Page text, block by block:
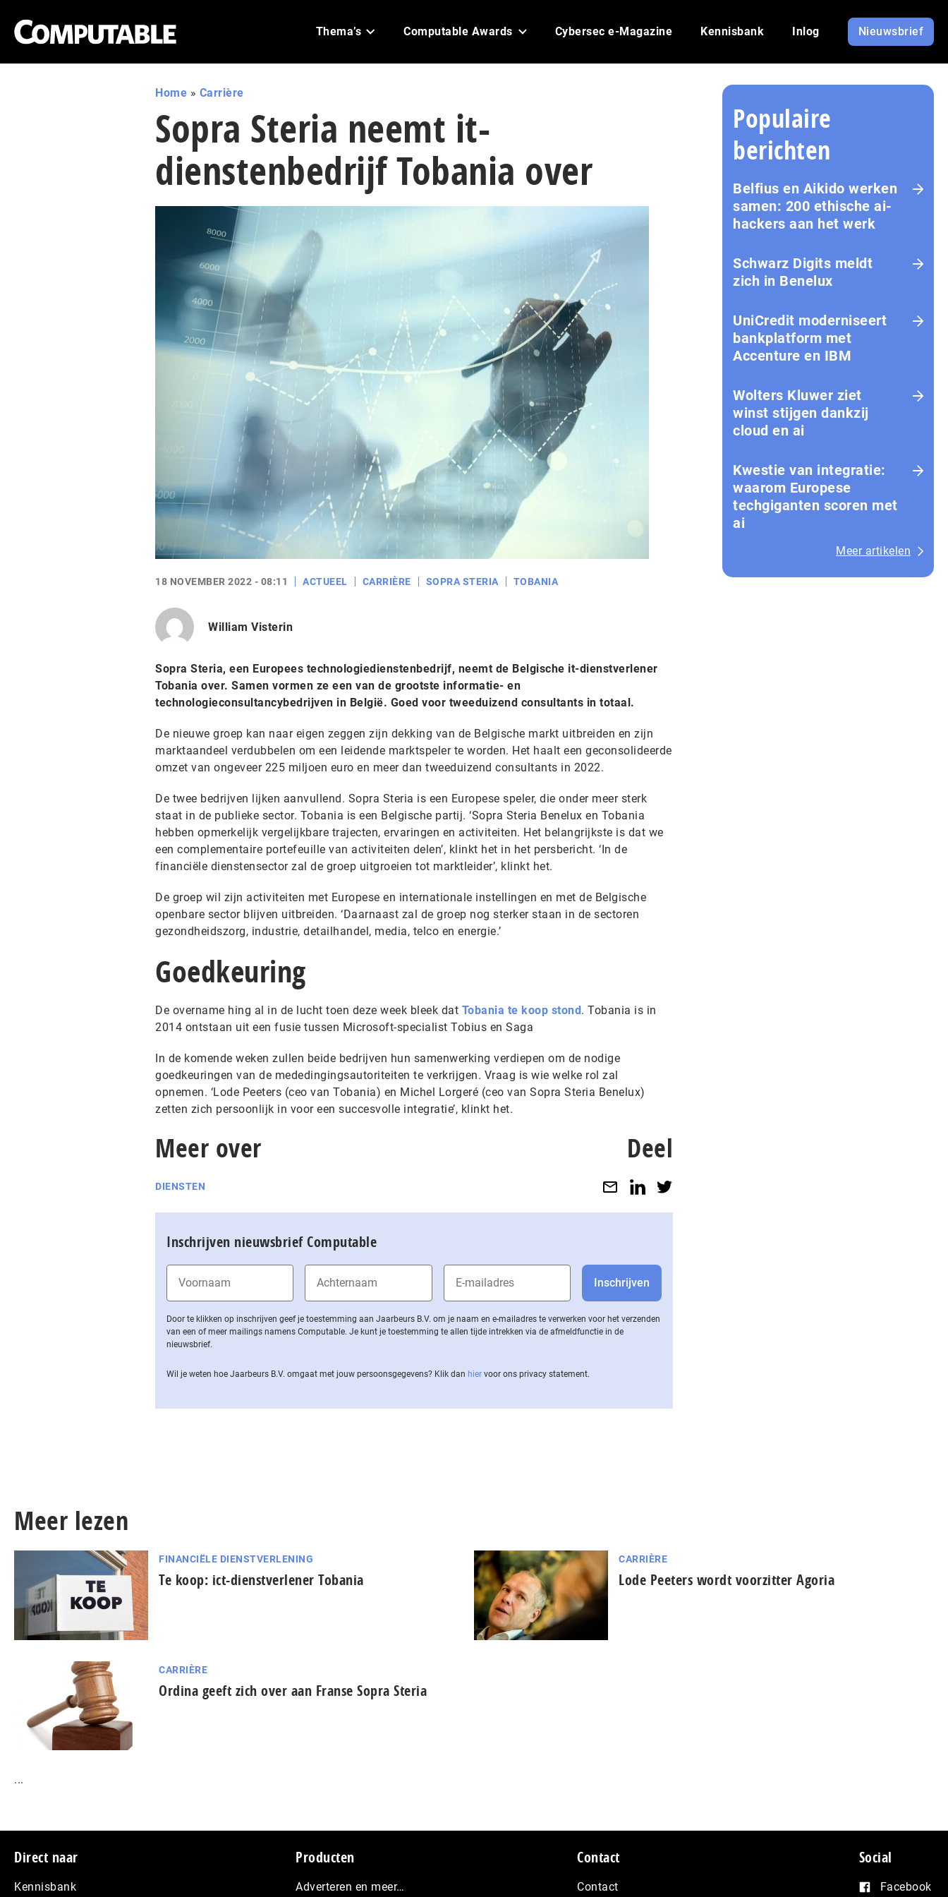
Thema’s Computable Awards Cybersec e-Magazine Kennisbank Inlog Nieuwsbrief
Home » Carrière
Sopra Steria neemt it-
dienstenbedrijf Tobania over
18 NOVEMBER 2022 - 08:11 ACTUEEL CARRIÈRE SOPRA STERIA TOBANIA
William Visterin
Sopra Steria, een Europees technologiedienstenbedrijf, neemt de Belgische it-dienstverlener
Tobania over. Samen vormen ze een van de grootste informatie- en
technologieconsultancybedrijven in België. Goed voor tweeduizend consultants in totaal.
De nieuwe groep kan naar eigen zeggen zijn dekking van de Belgische markt uitbreiden en zijn
marktaandeel verdubbelen om een leidende marktspeler te worden. Het haalt een geconsolideerde
omzet van ongeveer 225 miljoen euro en meer dan tweeduizend consultants in 2022.
De twee bedrijven lijken aanvullend. Sopra Steria is een Europese speler, die onder meer sterk
staat in de publieke sector. Tobania is een Belgische partij. ‘Sopra Steria Benelux en Tobania
hebben opmerkelijk vergelijkbare trajecten, ervaringen en activiteiten. Het belangrijkste is dat we
een complementaire portefeuille van activiteiten delen’, klinkt het in het persbericht. ‘In de
financiële dienstensector zal de groep uitgroeien tot marktleider’, klinkt het.
De groep wil zijn activiteiten met Europese en internationale instellingen en met de Belgische
openbare sector blijven uitbreiden. ‘Daarnaast zal de groep nog sterker staan in de sectoren
gezondheidszorg, industrie, detailhandel, media, telco en energie.’
Goedkeuring
De overname hing al in de lucht toen deze week bleek dat Tobania te koop stond. Tobania is in
2014 ontstaan uit een fusie tussen Microsoft-specialist Tobius en Saga
In de komende weken zullen beide bedrijven hun samenwerking verdiepen om de nodige
goedkeuringen van de mededingingsautoriteiten te verkrijgen. Vraag is wie welke rol zal
opnemen. ‘Lode Peeters (ceo van Tobania) en Michel Lorgeré (ceo van Sopra Steria Benelux)
zetten zich persoonlijk in voor een succesvolle integratie’, klinkt het.
Meer over
DIENSTEN
Deel
Inschrijven nieuwsbrief Computable
Door te klikken op inschrijven geef je toestemming aan Jaarbeurs B.V. om je naam en e-mailadres te verwerken voor het verzenden
van een of meer mailings namens Computable. Je kunt je toestemming te allen tijde intrekken via de af­meld­func­tie in de
nieuwsbrief.
Wil je weten hoe Jaarbeurs B.V. omgaat met jouw per­soons­ge­ge­vens? Klik dan hier voor ons privacy statement.
Populaire
berichten
Belfius en Aikido werken
samen: 200 ethische ai-
hackers aan het werk
Schwarz Digits meldt
zich in Benelux
UniCredit moderniseert
bankplatform met
Accenture en IBM
Wolters Kluwer ziet
winst stijgen dankzij
cloud en ai
Kwestie van integratie:
waarom Europese
techgiganten scoren met
ai
Meer artikelen
Meer lezen
FINANCIËLE DIENSTVERLENING
Te koop: ict-dienstverlener Tobania
CARRIÈRE
Lode Peeters wordt voorzitter Agoria
CARRIÈRE
Ordina geeft zich over aan Franse Sopra Steria
...
Footer
Direct naar
Kennisbank
Producten
Adverteren en meer…
Contact
Contact
Social
Facebook